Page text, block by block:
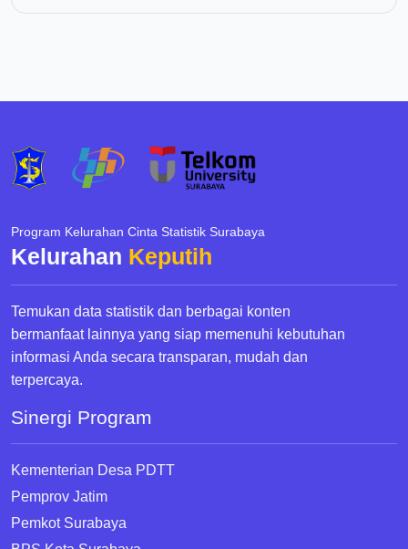
Program Kelurahan Cinta Statistik Surabaya
Kelurahan Keputih
Temukan data statistik dan berbagai konten
bermanfaat lainnya yang siap memenuhi kebutuhan
informasi Anda secara transparan, mudah dan
terpercaya.
Sinergi Program
Kementerian Desa PDTT
Pemprov Jatim
Pemkot Surabaya